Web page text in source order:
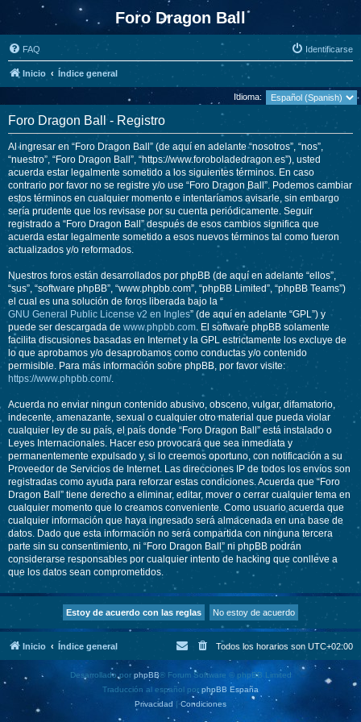
Foro Dragon Ball
FAQ Identificarse
Inicio Índice general
Idioma:
Foro Dragon Ball - Registro
Al ingresar en “Foro Dragon Ball” (de aquí en adelante “nosotros”, “nos”,
“nuestro”, “Foro Dragon Ball”, “https://www.foroboladedragon.es”), usted
acuerda estar legalmente sometido a los siguientes términos. En caso
contrario por favor no se registre y/o use “Foro Dragon Ball”. Podemos cambiar
estos términos en cualquier momento e intentaríamos avisarle, sin embargo
sería prudente que los revisase por su cuenta periódicamente. Seguir
registrado a “Foro Dragon Ball” después de esos cambios significa que
acuerda estar legalmente sometido a esos nuevos términos tal como fueron
actualizados y/o reformados.
Nuestros foros están desarrollados por phpBB (de aquí en adelante “ellos”,
“sus”, “software phpBB”, “www.phpbb.com”, “phpBB Limited”, “phpBB Teams”)
el cual es una solución de foros liberada bajo la “
GNU General Public License v2 en Ingles” (de aquí en adelante “GPL”) y
puede ser descargada de www.phpbb.com. El software phpBB solamente
facilita discusiones basadas en Internet y la GPL estrictamente los excluye de
lo que aprobamos y/o desaprobamos como conductas y/o contenido
permisible. Para más información sobre phpBB, por favor visite:
https://www.phpbb.com/.
Acuerda no enviar ningun contenido abusivo, obsceno, vulgar, difamatorio,
indecente, amenazante, sexual o cualquier otro material que pueda violar
cualquier ley de su país, el país donde “Foro Dragon Ball” está instalado o
Leyes Internacionales. Hacer eso provocará que sea inmediata y
permanentemente expulsado y, si lo creemos oportuno, con notificación a su
Proveedor de Servicios de Internet. Las direcciones IP de todos los envíos son
registradas como ayuda para reforzar estas condiciones. Acuerda que “Foro
Dragon Ball” tiene derecho a eliminar, editar, mover o cerrar cualquier tema en
cualquier momento que lo creamos conveniente. Como usuario acuerda que
cualquier información que haya ingresado será almacenada en una base de
datos. Dado que esta información no será compartida con ninguna tercera
parte sin su consentimiento, ni “Foro Dragon Ball” ni phpBB podrán
considerarse responsables por cualquier intento de hacking que conlleve a
que los datos sean comprometidos.
Inicio Índice general Todos los horarios son UTC+02:00
Desarrollado por phpBB® Forum Software © phpBB Limited
Traducción al español por phpBB España
Privacidad |Condiciones